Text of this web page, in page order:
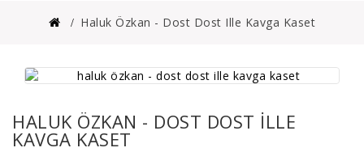
Haluk Özkan - Dost Dost Ille Kavga Kaset
HALUK ÖZKAN - DOST DOST ILLE
KAVGA KASET